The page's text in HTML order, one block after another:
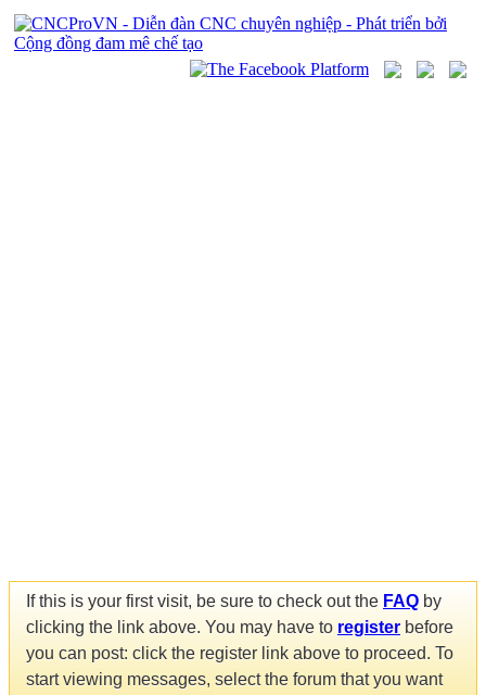
If this is your first visit, be sure to check out the FAQ by
clicking the link above. You may have to register before
you can post: click the register link above to proceed. To
start viewing messages, select the forum that you want